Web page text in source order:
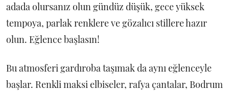
adada olursanız olun gündüz düşük, gece yüksek
tempoya, parlak renklere ve gözalıcı stillere hazır
olun. Eğlence başlasın!
Bu atmosferi gardıroba taşımak da aynı eğlenceyle
başlar. Renkli maksi elbiseler, rafya çantalar, Bodrum